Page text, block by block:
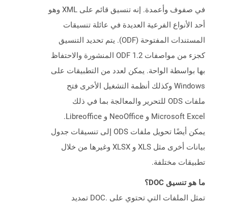
في صفوف وأعمدة. إنه تنسيق قائم على XML وهو
أحد الأنواع الفرعية العديدة في عائلة تنسيقات
المستندات المفتوحة (ODF). يتم تحديد التنسيق
كجزء من مواصفات ODF 1.2 المنشورة والاحتفاظ
بها بواسطة الواحة. يمكن لعدد من التطبيقات على
Windows وكذلك أنظمة التشغيل الأخرى فتح
ملفات ODS للتحرير والمعالجة بما في ذلك
Microsoft Excel و NeoOffice و Libreoffice.
يمكن أيضًا تحويل ملفات ODS إلى تنسيقات جدول
بيانات أخرى مثل XLS و XLSX وغيرها من خلال
تطبيقات مختلفة.
ما هو تنسيق DOC؟
تمثل الملفات التي تحتوي على .DOC تمديد